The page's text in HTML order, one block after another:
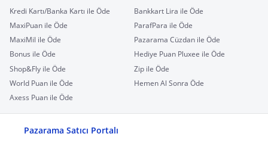
Kredi Kartı/Banka Kartı ile Öde
Bankkart Lira ile Öde
MaxiPuan ile Öde
ParafPara ile Öde
MaxiMil ile Öde
Pazarama Cüzdan ile Öde
Bonus ile Öde
Hediye Puan Pluxee ile Öde
Shop&Fly ile Öde
Zip ile Öde
World Puan ile Öde
Hemen Al Sonra Öde
Axess Puan ile Öde
Pazarama Satıcı Portalı